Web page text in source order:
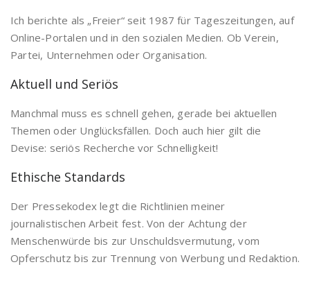
Ich berichte als „Freier“ seit 1987 für Tageszeitungen, auf
Online-Portalen und in den sozialen Medien. Ob Verein,
Partei, Unternehmen oder Organisation.
Aktuell und Seriös
Manchmal muss es schnell gehen, gerade bei aktuellen
Themen oder Unglücksfällen. Doch auch hier gilt die
Devise: seriös Recherche vor Schnelligkeit!
Ethische Standards
Der Pressekodex legt die Richtlinien meiner
journalistischen Arbeit fest. Von der Achtung der
Menschenwürde bis zur Unschuldsvermutung, vom
Opferschutz bis zur Trennung von Werbung und Redaktion.